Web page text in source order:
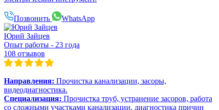
Позвонить WhatsApp
Юрий Зайцев
Опыт работы - 23 года
108 отзывов
Направления: Прочистка канализации, засоры,
видеодиагностика.
Специализация: Прочистка труб, устранение засоров, работа
со сложными участками канализации, диагностика причин